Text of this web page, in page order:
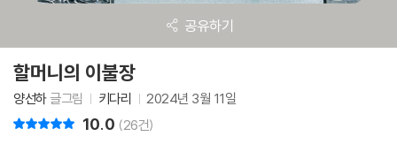
공유하기
할머니의 이불장
양선하글그림 키다리 2024년 3월 11일
10.0 (26건)